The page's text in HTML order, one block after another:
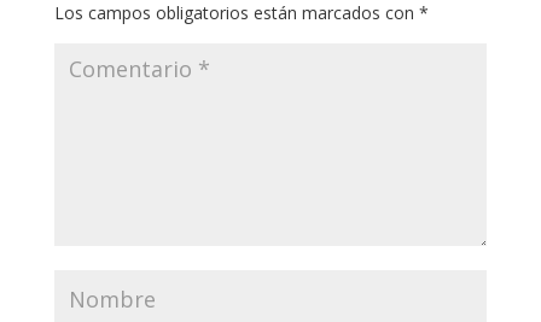
Los campos obligatorios están marcados con *